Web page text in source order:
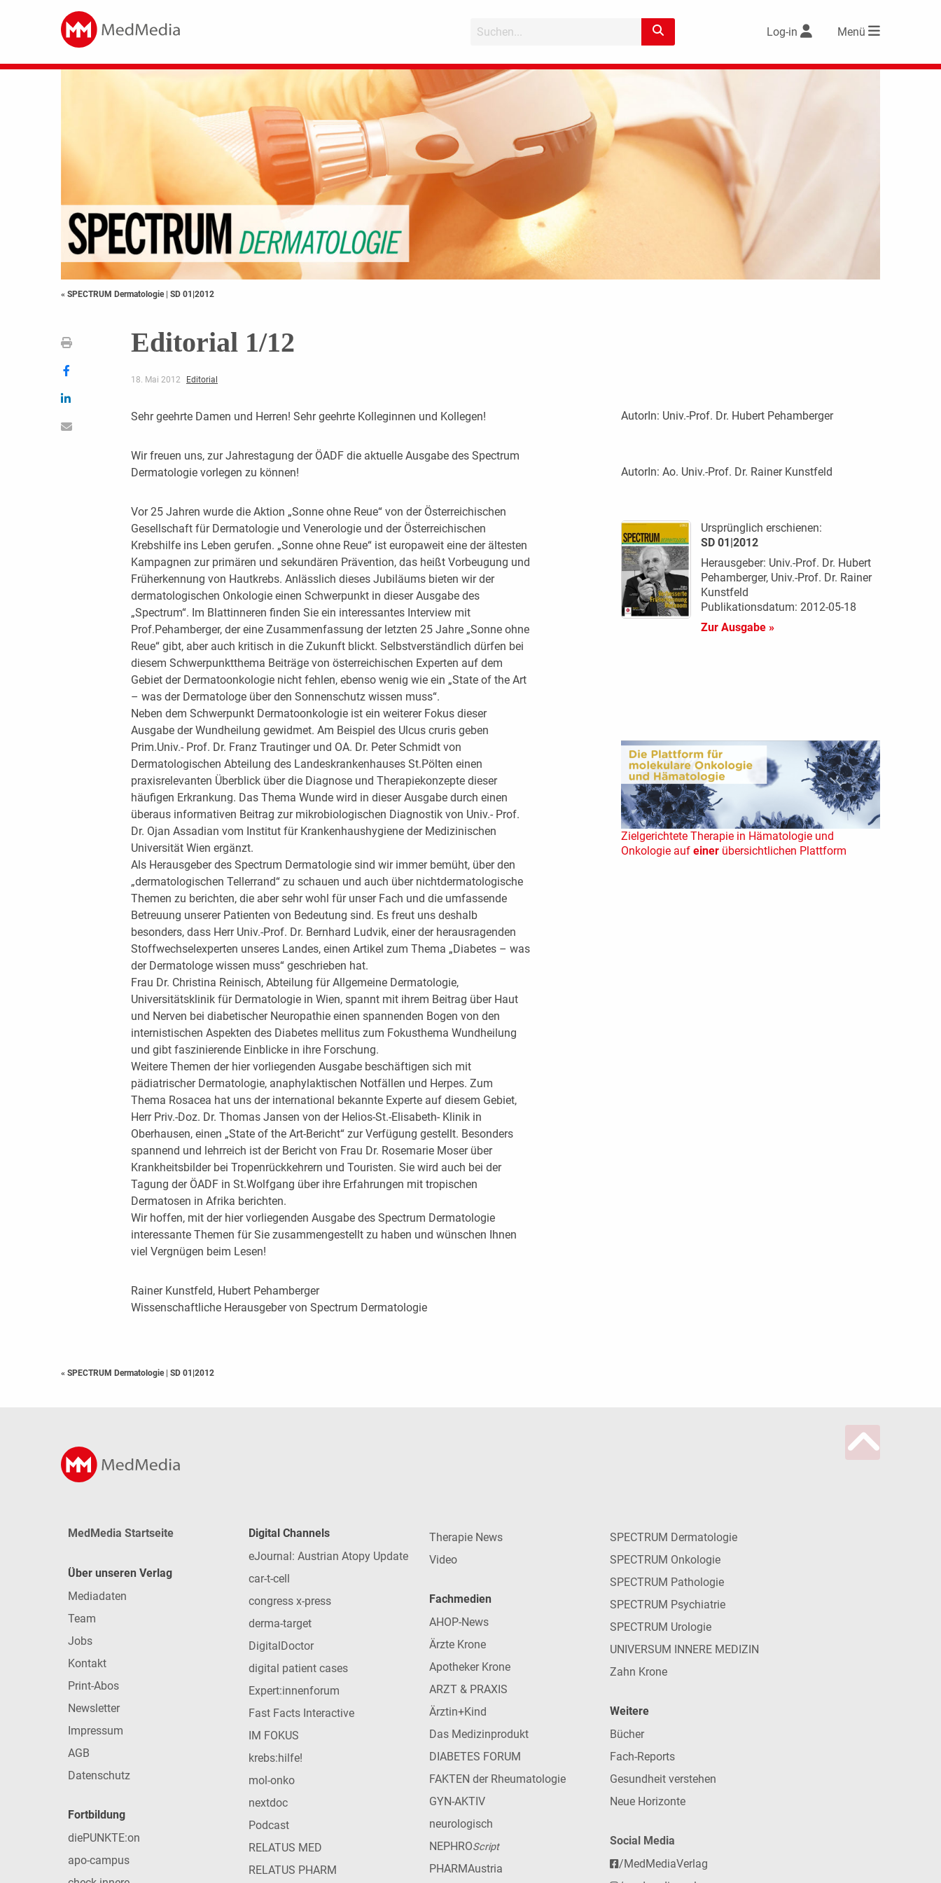
Log-in Menü
« SPECTRUM Dermatologie | SD 01|2012
Editorial 1/12
18. Mai 2012 Editorial
Sehr geehrte Damen und Herren! Sehr geehrte Kolleginnen und Kollegen!
Wir freuen uns, zur Jahrestagung der ÖADF die aktuelle Ausgabe des Spectrum
Dermatologie vorlegen zu können!
Vor 25 Jahren wurde die Aktion „Sonne ohne Reue“ von der Österreichischen
Gesellschaft für Dermatologie und Venerologie und der Österreichischen
Krebshilfe ins Leben gerufen. „Sonne ohne Reue“ ist europaweit eine der ältesten
Kampagnen zur primären und sekundären Prävention, das heißt Vorbeugung und
Früherkennung von Hautkrebs. Anlässlich dieses Jubiläums bieten wir der
dermatologischen Onkologie einen Schwerpunkt in dieser Ausgabe des
„Spectrum“. Im Blattinneren finden Sie ein interessantes Interview mit
Prof.Pehamberger, der eine Zusammenfassung der letzten 25 Jahre „Sonne ohne
Reue“ gibt, aber auch kritisch in die Zukunft blickt. Selbstverständlich dürfen bei
diesem Schwerpunktthema Beiträge von österreichischen Experten auf dem
Gebiet der Dermatoonkologie nicht fehlen, ebenso wenig wie ein „State of the Art
– was der Dermatologe über den Sonnenschutz wissen muss“.
Neben dem Schwerpunkt Dermatoonkologie ist ein weiterer Fokus dieser
Ausgabe der Wundheilung gewidmet. Am Beispiel des Ulcus cruris geben
Prim.Univ.- Prof. Dr. Franz Trautinger und OA. Dr. Peter Schmidt von
Dermatologischen Abteilung des Landeskrankenhauses St.Pölten einen
praxisrelevanten Überblick über die Diagnose und Therapiekonzepte dieser
häufigen Erkrankung. Das Thema Wunde wird in dieser Ausgabe durch einen
überaus informativen Beitrag zur mikrobiologischen Diagnostik von Univ.- Prof.
Dr. Ojan Assadian vom Institut für Krankenhaushygiene der Medizinischen
Universität Wien ergänzt.
Als Herausgeber des Spectrum Dermatologie sind wir immer bemüht, über den
„dermatologischen Tellerrand“ zu schauen und auch über nichtdermatologische
Themen zu berichten, die aber sehr wohl für unser Fach und die umfassende
Betreuung unserer Patienten von Bedeutung sind. Es freut uns deshalb
besonders, dass Herr Univ.-Prof. Dr. Bernhard Ludvik, einer der herausragenden
Stoffwechselexperten unseres Landes, einen Artikel zum Thema „Diabetes – was
der Dermatologe wissen muss“ geschrieben hat.
Frau Dr. Christina Reinisch, Abteilung für Allgemeine Dermatologie,
Universitätsklinik für Dermatologie in Wien, spannt mit ihrem Beitrag über Haut
und Nerven bei diabetischer Neuropathie einen spannenden Bogen von den
internistischen Aspekten des Diabetes mellitus zum Fokusthema Wundheilung
und gibt faszinierende Einblicke in ihre Forschung.
Weitere Themen der hier vorliegenden Ausgabe beschäftigen sich mit
pädiatrischer Dermatologie, anaphylaktischen Notfällen und Herpes. Zum
Thema Rosacea hat uns der international bekannte Experte auf diesem Gebiet,
Herr Priv.-Doz. Dr. Thomas Jansen von der Helios-St.-Elisabeth- Klinik in
Oberhausen, einen „State of the Art-Bericht“ zur Verfügung gestellt. Besonders
spannend und lehrreich ist der Bericht von Frau Dr. Rosemarie Moser über
Krankheitsbilder bei Tropenrückkehrern und Touristen. Sie wird auch bei der
Tagung der ÖADF in St.Wolfgang über ihre Erfahrungen mit tropischen
Dermatosen in Afrika berichten.
Wir hoffen, mit der hier vorliegenden Ausgabe des Spectrum Dermatologie
interessante Themen für Sie zusammengestellt zu haben und wünschen Ihnen
viel Vergnügen beim Lesen!
Rainer Kunstfeld, Hubert Pehamberger
Wissenschaftliche Herausgeber von Spectrum Dermatologie
AutorIn: Univ.-Prof. Dr. Hubert Pehamberger
AutorIn: Ao. Univ.-Prof. Dr. Rainer Kunstfeld
Ursprünglich erschienen:
SD 01|2012
Herausgeber: Univ.-Prof. Dr. Hubert
Pehamberger, Univ.-Prof. Dr. Rainer
Kunstfeld
Publikationsdatum: 2012-05-18
Zur Ausgabe »
Zielgerichtete Therapie in Hämatologie und
Onkologie auf einerübersichtlichen Plattform
« SPECTRUM Dermatologie | SD 01|2012
MedMedia Startseite
Über unseren Verlag
Mediadaten
Team
Jobs
Kontakt
Print-Abos
Newsletter
Impressum
AGB
Datenschutz
Fortbildung
diePUNKTE:on
apo-campus
Digital Channels
eJournal: Austrian Atopy Update
car-t-cell
congress x-press
derma-target
DigitalDoctor
digital patient cases
Expert:innenforum
Fast Facts Interactive
IM FOKUS
krebs:hilfe!
mol-onko
nextdoc
Podcast
RELATUS MED
RELATUS PHARM
Therapie News
Video
Fachmedien
AHOP-News
Ärzte Krone
Apotheker Krone
ARZT & PRAXIS
Ärztin+Kind
Das Medizinprodukt
DIABETES FORUM
FAKTEN der Rheumatologie
GYN-AKTIV
neurologisch
NEPHROScript
PHARMAustria
SPECTRUM Dermatologie
SPECTRUM Onkologie
SPECTRUM Pathologie
SPECTRUM Psychiatrie
SPECTRUM Urologie
UNIVERSUM INNERE MEDIZIN
Zahn Krone
Weitere
Bücher
Fach-Reports
Gesundheit verstehen
Neue Horizonte
Social Media
/MedMediaVerlag